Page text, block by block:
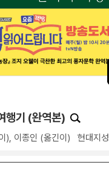
기 (완역본)
), 이종인 (옮긴이)현대지성